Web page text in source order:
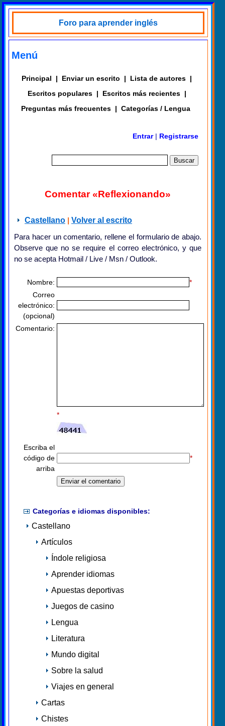
Foro para aprender inglés
Menú
Principal | Enviar un escrito | Lista de autores |
Escritos populares | Escritos más recientes |
Preguntas más frecuentes | Categorías / Lengua
Entrar| Registrarse
Comentar «Reflexionando»
Castellano | Volver al escrito
Para hacer un comentario, rellene el formulario de abajo.
Observe que no se require el correo electrónico, y que
no se acepta Hotmail / Live / Msn / Outlook.
Nombre:
*
Correo
electrónico:
(opcional)
Comentario:
*
Escriba el
código de
arriba
*
Categorías e idiomas disponibles:
Castellano
Artículos
Índole religiosa
Aprender idiomas
Apuestas deportivas
Juegos de casino
Lengua
Literatura
Mundo digital
Sobre la salud
Viajes en general
Cartas
Chistes